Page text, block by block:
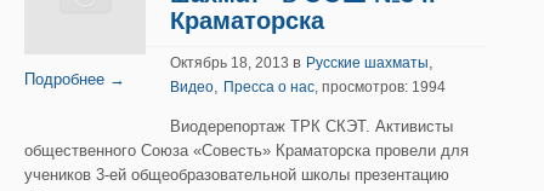
Подробнее →
Краматорска
Октябрь 18, 2013 в Русские шахматы,
Видео, Пресса о нас, просмотров: 1994
Виодерепортаж ТРК СКЭТ. Активисты
общественного Союза «Совесть» Краматорска провели для
учеников 3-ей общеобразовательной школы презентацию